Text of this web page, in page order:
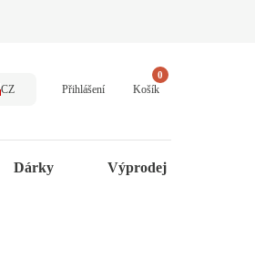
CZ Přihlášení
0
Košík
Dárky Výprodej